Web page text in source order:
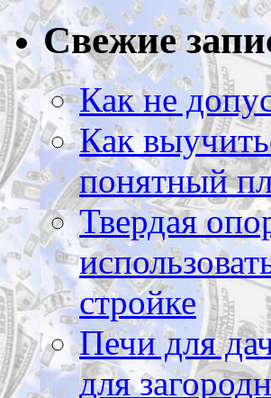
Свежие
Как не
Как
понятный
Твердая
стройке
Печи для
для